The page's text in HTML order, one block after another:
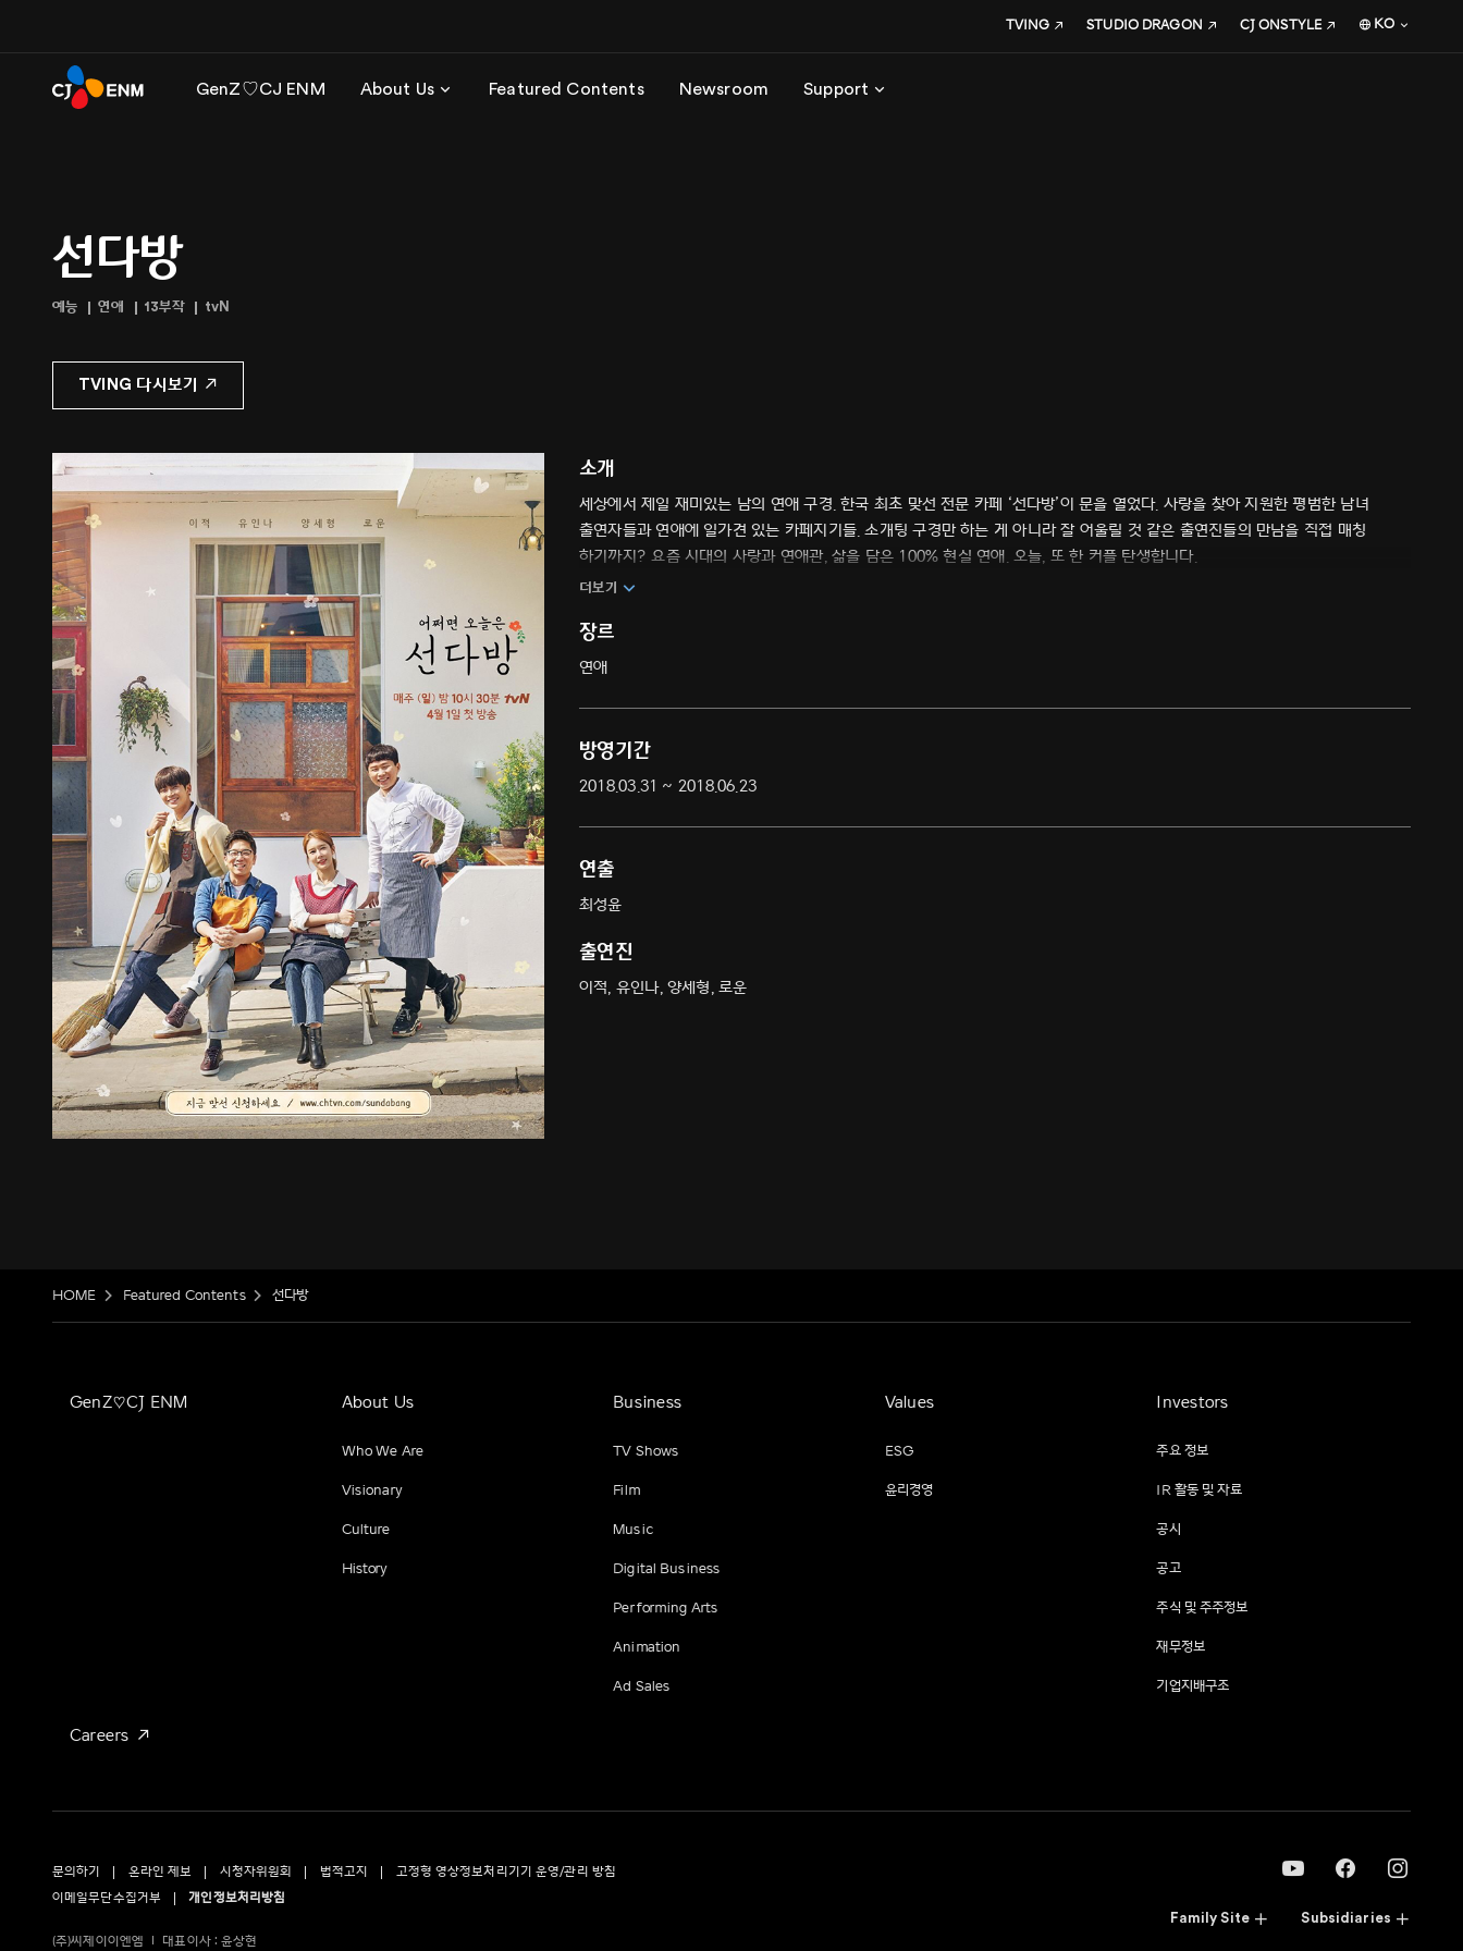
GenZ♡CJ ENM About Us Featured Contents Newsroom Support
TVING STUDIO DRAGON CJ ONSTYLE KO
선다방
예능 연애 13부작 tvN
TVING 다시보기
소개
세상에서 제일 재미있는 남의 연애 구경. 한국 최초 맞선 전문 카페 ‘선다방’이 문을 열었다. 사랑을 찾아 지원한 평범한 남녀
출연자들과 연애에 일가견 있는 카페지기들. 소개팅 구경만 하는 게 아니라 잘 어울릴 것 같은 출연진들의 만남을 직접 매칭
하기까지? 요즘 시대의 사랑과 연애관, 삶을 담은 100% 현실 연애. 오늘, 또 한 커플 탄생합니다.
더보기
장르
연애
방영기간
2018.03.31 ~ 2018.06.23
연출
최성윤
출연진
이적, 유인나, 양세형, 로운
HOME Featured Contents 선다방
GenZ♡CJ ENM About Us
Who We Are
Visionary
Culture
History
Business
TV Shows
Film
Music
Digital Business
Performing Arts
Animation
Ad Sales
Values
ESG
윤리경영
Investors
주요 정보
IR 활동 및 자료
공시
공고
주식 및 주주정보
재무정보
기업지배구조
Careers
문의하기 온라인 제보 시청자위원회 법적고지
고정형 영상정보처리기기 운영/관리 방침
이메일무단수집거부
개인정보처리방침
Family Site Subsidiaries
(주)씨제이이엔엠 대표이사 : 윤상현